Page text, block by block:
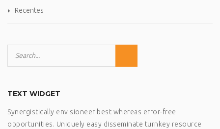
Recentes
TEXT WIDGET
Synergistically envisioneer best whereas error-free
opportunities. Uniquely easy disseminate turnkey resource